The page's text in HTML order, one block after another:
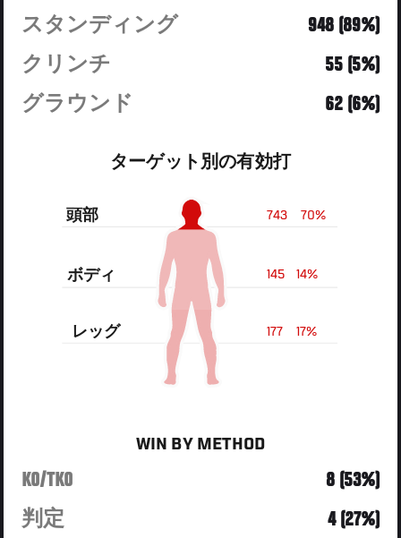
スタンディング
948 (89%)
クリンチ
55 (5%)
グラウンド
62 (6%)
ターゲット別の有効打
70%
743
頭部
14%
145
ボディ
17%
177
レッグ
WIN BY METHOD
KO/TKO
8 (53%)
判定
4 (27%)